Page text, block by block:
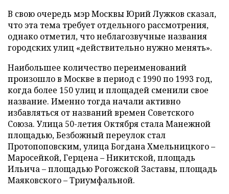
В свою очередь мэр Москвы Юрий Лужков сказал,
что эта тема требует отдельного рассмотрения,
однако отметил, что неблагозвучные названия
городских улиц «действительно нужно менять».
Наибольшее количество переименований
произошло в Москве в период с 1990 по 1993 год,
когда более 150 улиц и площадей сменили свое
название. Именно тогда начали активно
избавляться от названий времен Советского
Союза. Улица 50-летия Октября стала Манежной
площадью, Безбожный переулок стал
Протопоповским, улица Богдана Хмельницкого –
Маросейкой, Герцена – Никитской, площадь
Ильича – площадью Рогожской Заставы, площадь
Маяковского – Триумфальной.